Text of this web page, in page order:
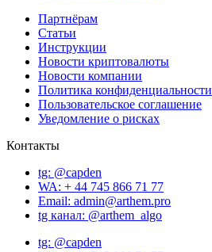
Партнёрам
Статьи
Инструкции
Новости криптовалюты
Новости компании
Политика конфиденциальности
Пользовательское соглашение
Уведомление о рисках
Контакты
tg: @capden
WA: + 44 745 866 71 77
Email: admin@arthem.pro
tg канал: @arthem_algo
tg: @capden